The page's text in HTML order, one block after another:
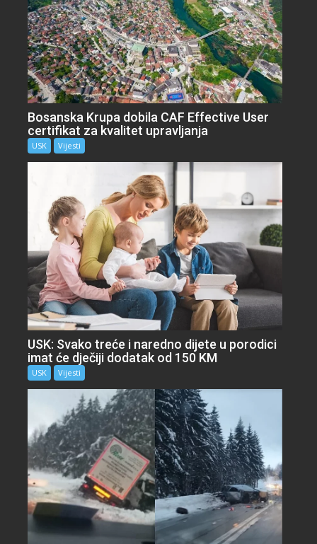
Bosanska Krupa dobila CAF Effective User
certifikat za kvalitet upravljanja
USK Vijesti
USK: Svako treće i naredno dijete u porodici
imat će dječiji dodatak od 150 KM
USK Vijesti